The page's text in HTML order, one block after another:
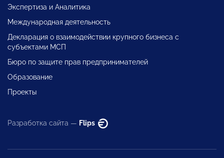
Экспертиза и Аналитика
Международная деятельность
Декларация о взаимодействии крупного бизнеса с
субъектами МСП
Бюро по защите прав предпринимателей
Образование
Проекты
Разработка сайта — Flips